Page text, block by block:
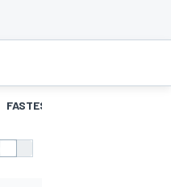
FASTEST-LAPS-SP